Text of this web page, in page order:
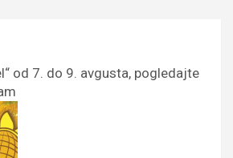
od 7. do 9. avgusta, pogledajte